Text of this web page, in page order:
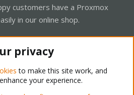
customers have a Proxmox
in our online shop.
privacy
to make this site work, and
your experience.